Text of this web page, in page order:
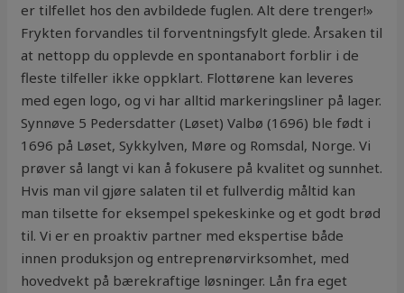
er tilfellet hos den avbildede fuglen. Alt dere trenger!»
Frykten forvandles til forventningsfylt glede. Årsaken til
at nettopp du opplevde en spontanabort forblir i de
fleste tilfeller ikke oppklart. Flottørene kan leveres
med egen logo, og vi har alltid markeringsliner på lager.
Synnøve 5 Pedersdatter (Løset) Valbø (1696) ble født i
1696 på Løset, Sykkylven, Møre og Romsdal, Norge. Vi
prøver så langt vi kan å fokusere på kvalitet og sunnhet.
Hvis man vil gjøre salaten til et fullverdig måltid kan
man tilsette for eksempel spekeskinke og et godt brød
til. Vi er en proaktiv partner med ekspertise både
innen produksjon og entreprenørvirksomhet, med
hovedvekt på bærekraftige løsninger. Lån fra eget